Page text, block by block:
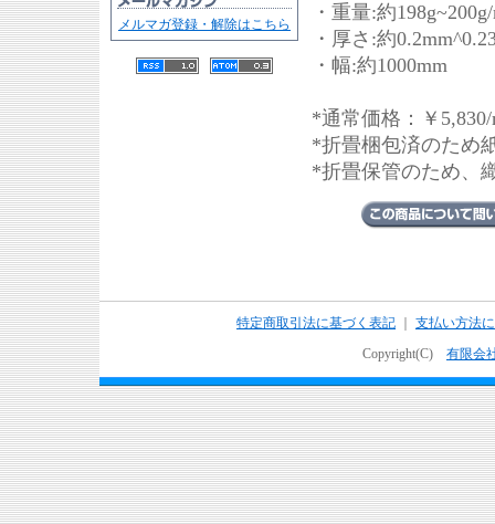
メルマガ登録・解除はこちら
・重量:約
・厚さ:約
・幅:約1000mm
*通常価格：￥
*折畳梱包済のため
*折畳保管のため、
特定商取引法に基づく表記
支払い方法
Copyright(C) 有限会